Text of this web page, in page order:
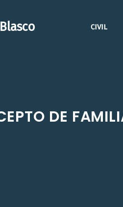
CIVIL
DE